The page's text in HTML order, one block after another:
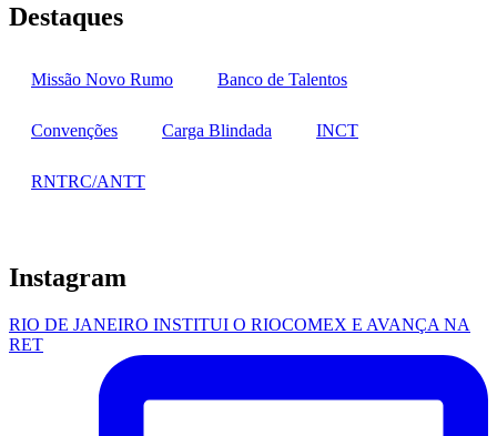
Destaques
Missão Novo Rumo Banco de Talentos
Convenções Carga Blindada INCT
RNTRC/ANTT
Instagram
RIO DE JANEIRO INSTITUI O RIOCOMEX E AVANÇA NA
RET